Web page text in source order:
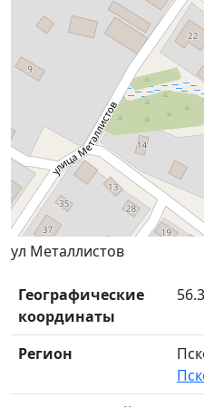
ул Металлистов
Географические
координаты
Регион